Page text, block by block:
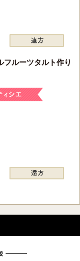
フルーツタルト作り